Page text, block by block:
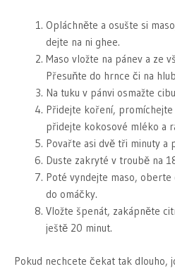
Opláchněte a osušte si
dejte na ni ghee.
Maso vložte na pánev a ze
Přesuňte do hrnce či na
Na tuku v pánvi osmažte
Přidejte koření,
přidejte kokosové mléko a
Povařte asi dvě tři minuty a
Duste zakryté v troubě na
Poté vyndejte maso,
do omáčky.
Vložte špenát, zakápněte
ještě 20 minut.
Pokud nechcete čekat tak dlouho,